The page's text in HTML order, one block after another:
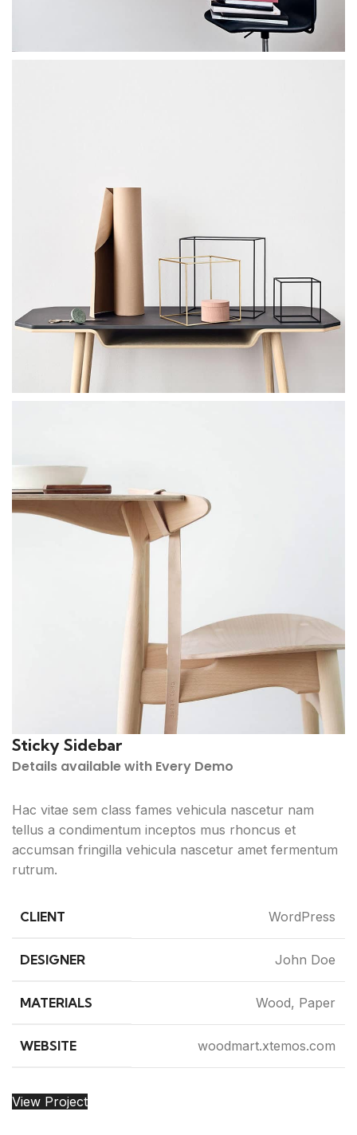
Sticky Sidebar
Details available with Every Demo
Hac vitae sem class fames vehicula nascetur nam
tellus a condimentum inceptos mus rhoncus et
accumsan fringilla vehicula nascetur amet fermentum
rutrum.
CLIENT WordPress
DESIGNER John Doe
MATERIALS Wood, Paper
WEBSITE woodmart.xtemos.com
View Project